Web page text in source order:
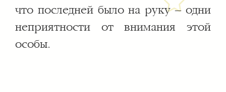
что последней было на руку – одни
неприятности от внимания этой
особы.